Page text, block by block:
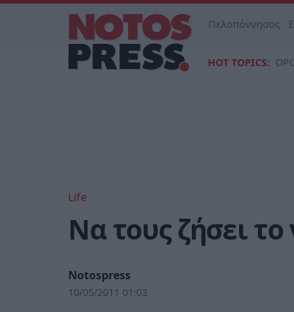
Πελοπόννησος
HOT TOPICS:
Life
Να τους ζήσει
Notospress
10/05/2011 01:03